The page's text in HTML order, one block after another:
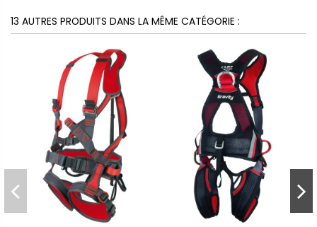
13 AUTRES PRODUITS DANS LA MÊME CATÉGORIE :